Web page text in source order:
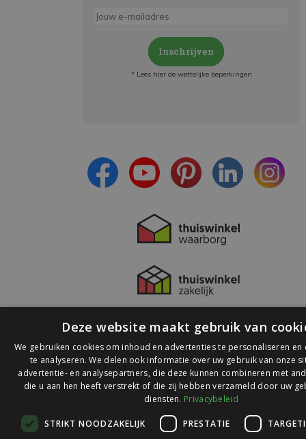
Inschrijven
* Lees hier de wettelijke beperkingen
© 2026 Ledlichtdiscounter.nl
op
Deze website maakt gebruik van
We gebruiken cookies om inhoud en advertenties te personaliseren en
te analyseren. We delen ook informatie over uw gebruik van onze
advertentie- en analysepartners, die deze kunnen combineren met
die u aan hen heeft verstrekt of die zij hebben verzameld door uw
diensten. Privacybeleid
STRIKT NOODZAKELIJK PRESTATIE